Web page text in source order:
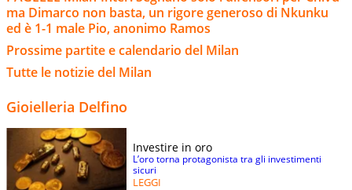
ma Dimarco non basta, un rigore generoso di Nkunku
ed è 1-1 male Pio, anonimo Ramos
Prossime partite e calendario del Milan
Tutte le notizie del Milan
Gioielleria Delfino
Investire in oro
L’oro torna protagonista tra gli investimenti
sicuri
LEGGI